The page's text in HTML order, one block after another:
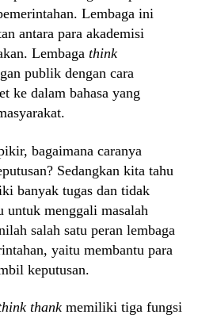
Lembaga ini
antara para akademisi
Lembaga think
publik dengan cara
ke dalam bahasa yang
bagaimana caranya
Sedangkan kita tahu
banyak tugas dan tidak
menggali masalah
salah satu peran lembaga
yaitu membantu para
keputusan.
thank memiliki tiga fungsi